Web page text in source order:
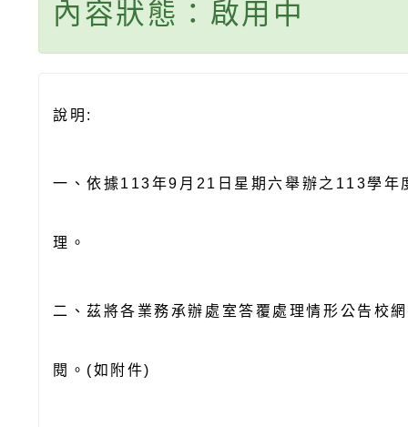
內容狀態：啟用中
說明:
一、依據113年9月21日星期六舉辦之113學年
理。
二、茲將各業務承辦處室答覆處理情形公告校
閱。(如附件)